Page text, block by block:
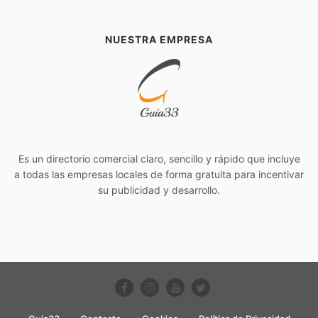
NUESTRA EMPRESA
Es un directorio comercial claro, sencillo y rápido que incluye
a todas las empresas locales de forma gratuita para incentivar
su publicidad y desarrollo.